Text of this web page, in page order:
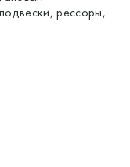
рессоры,